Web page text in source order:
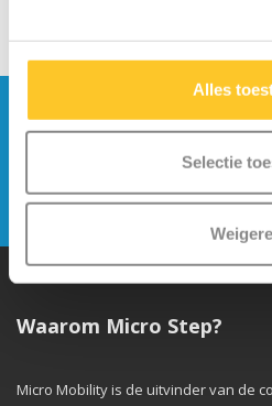
Alles
Selectie
Blijf op de hoogte en
Waarom Micro Step?
Micro Mobility is de uitvinder van de